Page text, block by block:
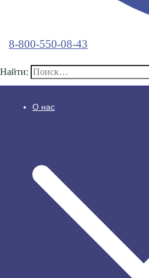
8-800-550-08-43
Найти:
О нас